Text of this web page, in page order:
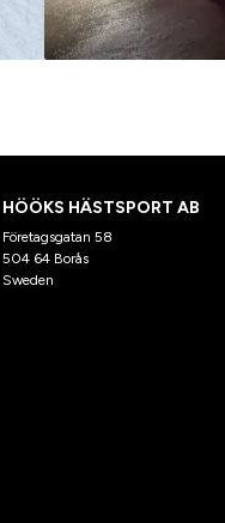
HÖÖKS HÄSTSPORT AB
Företagsgatan 58
504 64 Borås
Sweden